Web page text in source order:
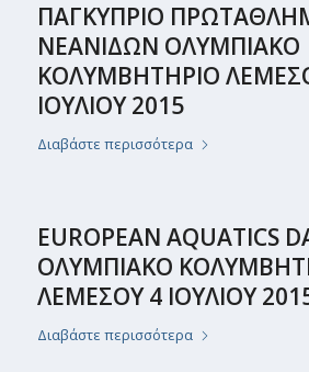
ΠΑΓΚΥΠΡΙΟ
ΝΕΑΝΙΔΩΝ ΟΛΥΜΠΙΑΚΟ
ΚΟΛΥΜΒΗΤΗΡΙΟ
ΙΟΥΛΙΟΥ 2015
Διαβάστε περισσότερα
EUROPEAN AQUATICS
ΟΛΥΜΠΙΑΚΟ
ΛΕΜΕΣΟΥ 4 ΙΟΥΛΙΟΥ
Διαβάστε περισσότερα